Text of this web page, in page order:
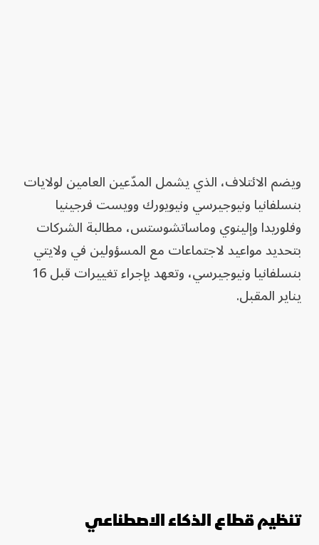
ويضم الائتلاف، الذي يشمل المدّعين العامين لولايات
بنسلفانيا ونيوجيرسي ونيويورك وويست فرجينيا
وفلوريدا وإلينوي وماساتشوستس، مطالبة الشركات
بتحديد مواعيد لاجتماعات مع المسؤولين في ولايتي
بنسلفانيا ونيوجيرسي، وتعهد بإجراء تغييرات قبل 16
يناير المقبل.
تنظيم قطاع الذكاء الاصطناعي